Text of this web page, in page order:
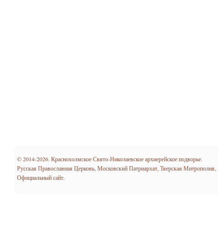
© 2014-2026. Краснохолмское Свято-Николаевское архиерейское подворье.
Русская Православная Церковь, Московский Патриархат, Тверская
Официальный сайт.